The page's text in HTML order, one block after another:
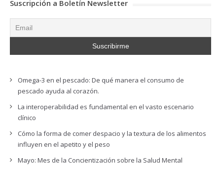
Suscripción a Boletín Newsletter
Omega-3 en el pescado: De qué manera el consumo de
pescado ayuda al corazón.
La interoperabilidad es fundamental en el vasto escenario
clínico
Cómo la forma de comer despacio y la textura de los alimentos
influyen en el apetito y el peso
Mayo: Mes de la Concientización sobre la Salud Mental